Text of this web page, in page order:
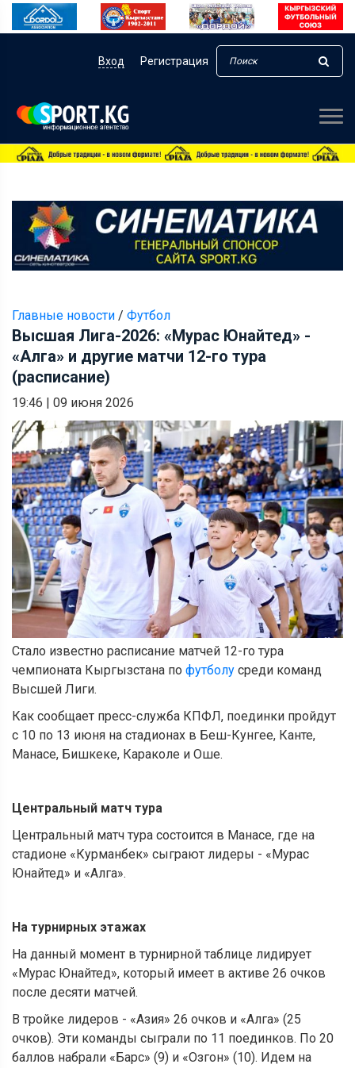
Вход Регистрация
Главные новости / Футбол
Высшая Лига-2026: «Мурас Юнайтед» -
«Алга» и другие матчи 12-го тура
(расписание)
19:46 | 09 июня 2026
Стало известно расписание матчей 12-го тура
чемпионата Кыргызстана по футболу среди команд
Высшей Лиги.
Как сообщает пресс-служба КПФЛ, поединки пройдут
с 10 по 13 июня на стадионах в Беш-Кунгее, Канте,
Манасе, Бишкеке, Караколе и Оше.
Центральный матч тура
Центральный матч тура состоится в Манасе, где на
стадионе «Курманбек» сыграют лидеры - «Мурас
Юнайтед» и «Алга».
На турнирных этажах
На данный момент в турнирной таблице лидирует
«Мурас Юнайтед», который имеет в активе 26 очков
после десяти матчей.
В тройке лидеров - «Азия» 26 очков и «Алга» (25
очков). Эти команды сыграли по 11 поединков. По 20
баллов набрали «Барс» (9) и «Озгон» (10). Идем на